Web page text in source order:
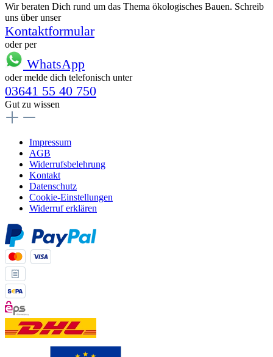
Wir beraten Dich rund um das Thema ökologisches Bauen. Schreib
uns über unser
Kontaktformular
oder per
WhatsApp
oder melde dich telefonisch unter
03641 55 40 750
Gut zu wissen
Impressum
AGB
Widerrufsbelehrung
Kontakt
Datenschutz
Cookie-Einstellungen
Widerruf erklären